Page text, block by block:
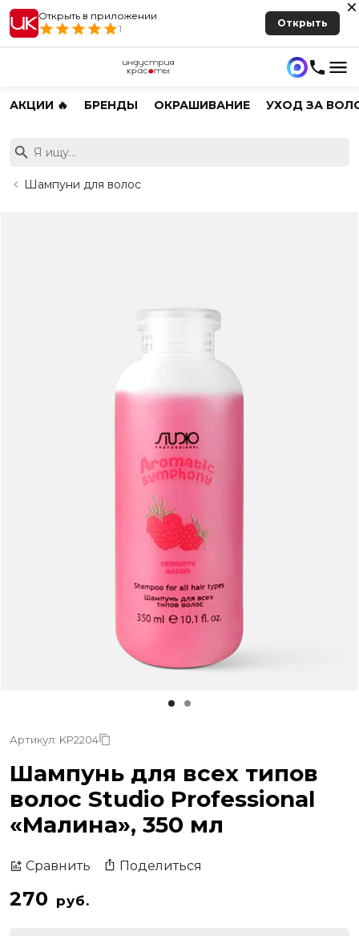
Открыть в приложении
1
Открыть
АКЦИИ 🔥 БРЕНДЫ ОКРАШИВАНИЕ УХОД ЗА
Шампуни для волос
Артикул: KP2204
Шампунь для всех типов
волос Studio Professional
«Малина», 350 мл
Сравнить Поделиться
270 руб.